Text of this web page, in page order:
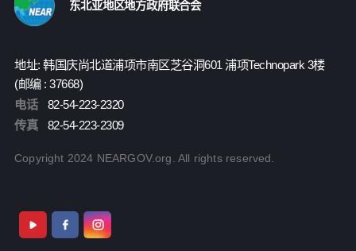
东北亚地区地方政府联合会
地址: 韩国庆尚北道浦项市南区芝谷洞601 浦项Technopark 3楼
(邮编 : 37668)
电话
82-54-223-2320
传真
82-54-223-2309
Copyright 2024 NEARGOV.org. All rights reserved.